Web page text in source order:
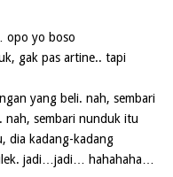
opo yo boso
gak pas artine.. tapi
yang beli. nah, sembari
nah, sembari nunduk itu
dia kadang-kadang
jadi…jadi… hahahaha…